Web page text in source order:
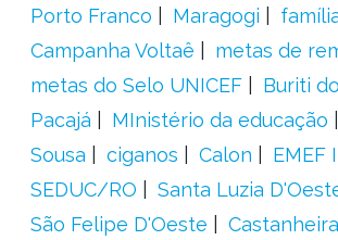
Porto Franco
Maragogi
Campanha Voltaê
metas de
metas do Selo UNICEF
Buriti
Pacajá
MInistério da educação
Sousa
ciganos Calon
EMEF
SEDUC/RO
Santa Luzia
São Felipe D'Oeste